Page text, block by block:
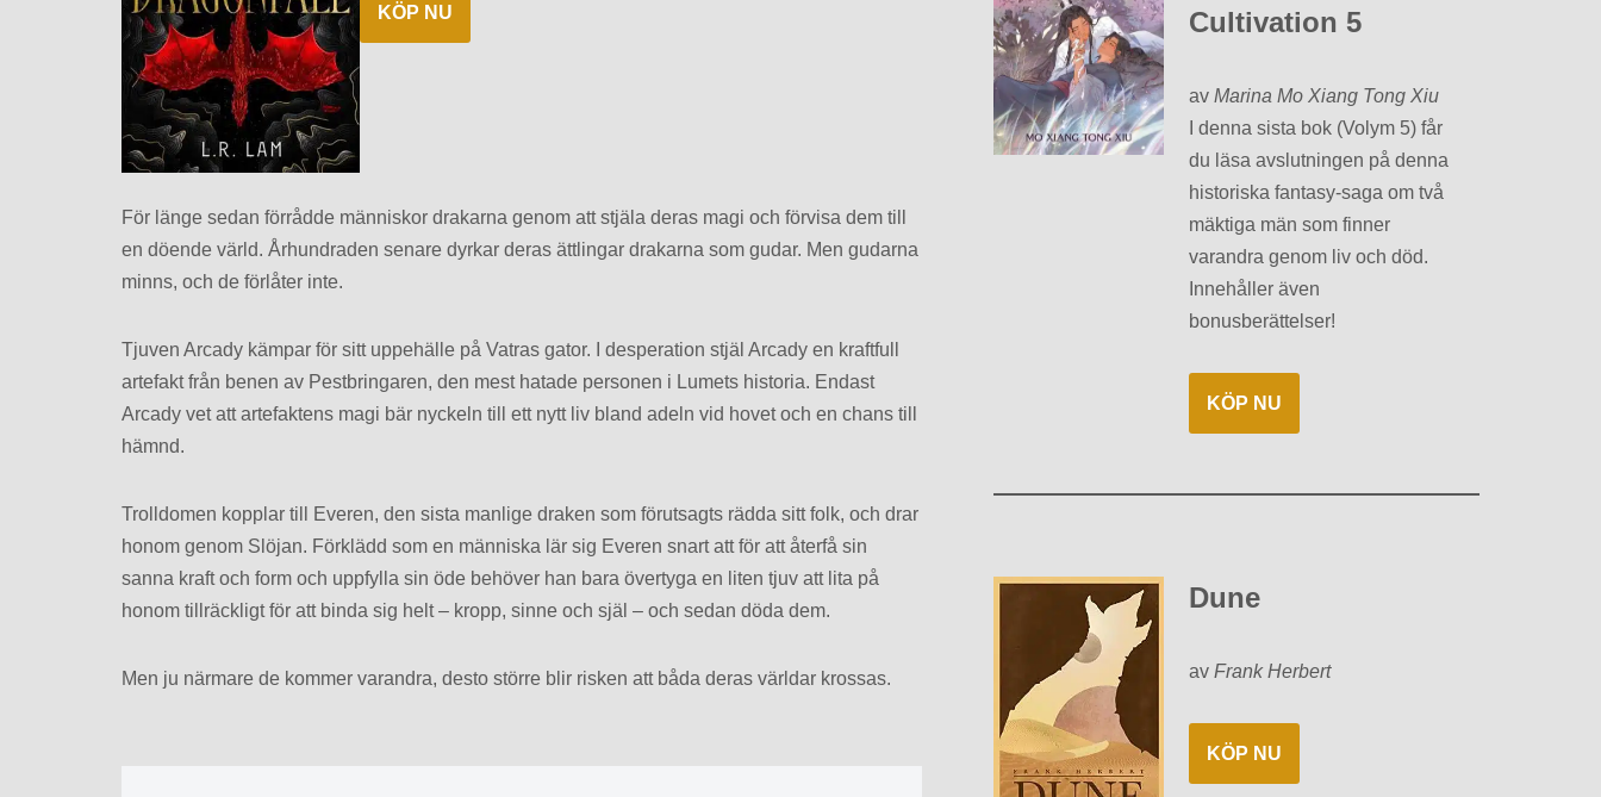
KÖP NU
För länge sedan förrådde människor drakarna genom att stjäla deras magi och förvisa dem till
en döende värld. Århundraden senare dyrkar deras ättlingar drakarna som gudar. Men gudarna
minns, och de förlåter inte.
Tjuven Arcady kämpar för sitt uppehälle på Vatras gator. I desperation stjäl Arcady en kraftfull
artefakt från benen av Pestbringaren, den mest hatade personen i Lumets historia. Endast
Arcady vet att artefaktens magi bär nyckeln till ett nytt liv bland adeln vid hovet och en chans till
hämnd.
Trolldomen kopplar till Everen, den sista manlige draken som förutsagts rädda sitt folk, och drar
honom genom Slöjan. Förklädd som en människa lär sig Everen snart att för att återfå sin
sanna kraft och form och uppfylla sin öde behöver han bara övertyga en liten tjuv att lita på
honom tillräckligt för att binda sig helt – kropp, sinne och själ – och sedan döda dem.
Men ju närmare de kommer varandra, desto större blir risken att båda deras världar krossas.
Cultivation 5
av Marina Mo Xiang Tong Xiu
I denna sista bok (Volym 5) får
du läsa avslutningen på denna
historiska fantasy-saga om två
mäktiga män som finner
varandra genom liv och död.
Innehåller även
bonusberättelser!
KÖP NU
Dune
av Frank Herbert
KÖP NU